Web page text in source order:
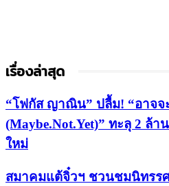
เรื่องล่าสุด
“โฟกัส ญาณิน” ปลื้ม! “อาจจ
(Maybe.Not.Yet)” ทะลุ 2 ล้า
ใหม่
สมาคมแต้จิ๋วฯ ชวนชมนิทรร